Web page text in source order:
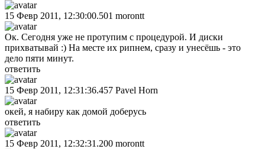
15 Февр 2011, 12:30:00.501 morontt
Ок. Сегодня уже не протупим с процедурой. И диски
прихватывай :) На месте их рипнем, сразу и унесёшь - это
дело пяти минут.
ответить
15 Февр 2011, 12:31:36.457 Pavel Horn
окей, я набиру как домой доберусь
ответить
15 Февр 2011, 12:32:31.200 morontt